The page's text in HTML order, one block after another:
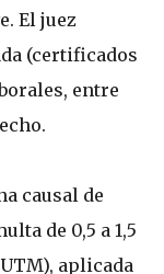
El juez
(certificados
entre
causal de
de 0,5 a 1,5
aplicada